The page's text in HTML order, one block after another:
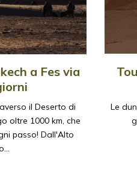
a Fes via
il Deserto di
oltre 1000 km, che
passo! Dall'Alto
Le